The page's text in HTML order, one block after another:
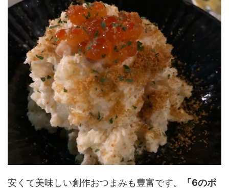
安くて美味しい創作おつまみも豊富です。
「6のポ